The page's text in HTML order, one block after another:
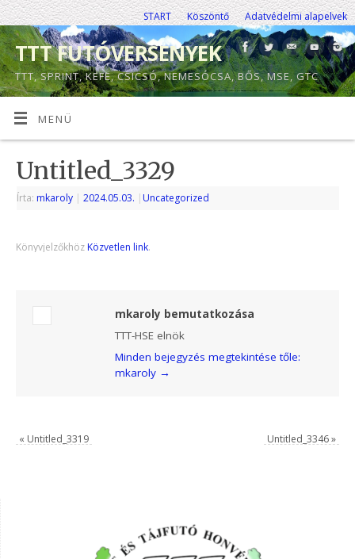
START Köszöntő Adatvédelmi alapelvek
TTT FUTÓVERSENYEK
TTT, SPRINT, KEFE, CSICSÓ, NEMESÓCSA, BŐS, MSE, GTC
MENÜ
Untitled_3329
Írta: mkaroly | 2024.05.03. | Uncategorized
Könyvjelzőkhöz Közvetlen link.
mkaroly bemutatkozása
TTT-HSE elnök
Minden bejegyzés megtekintése tőle:
mkaroly →
« Untitled_3319 Untitled_3346»